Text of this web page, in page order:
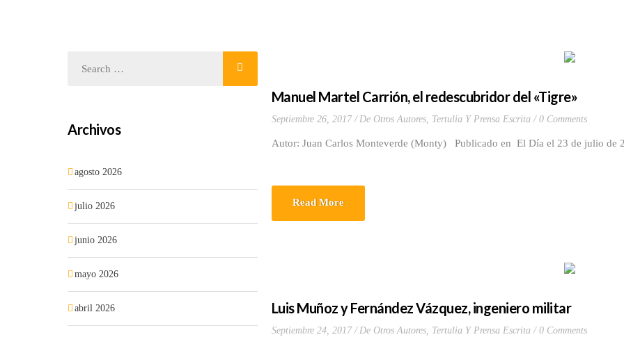
Manuel Martel Carrión, el redescubridor del «Tigre»
Septiembre 26, 2017 De Otros Autores, Tertulia Y Prensa Escrita 0 Comments
Autor: Juan Carlos Monteverde (Monty) Publicado en El Día el 23 de julio de
Read More
Luis Muñoz y Fernández Vázquez, ingeniero militar
Septiembre 24, 2017 De Otros Autores, Tertulia Y Prensa Escrita 0 Comments
Archivos
agosto 2026
julio 2026
junio 2026
mayo 2026
abril 2026